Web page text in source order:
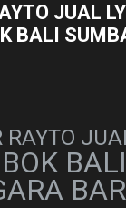
JUAL
BALI
BALI